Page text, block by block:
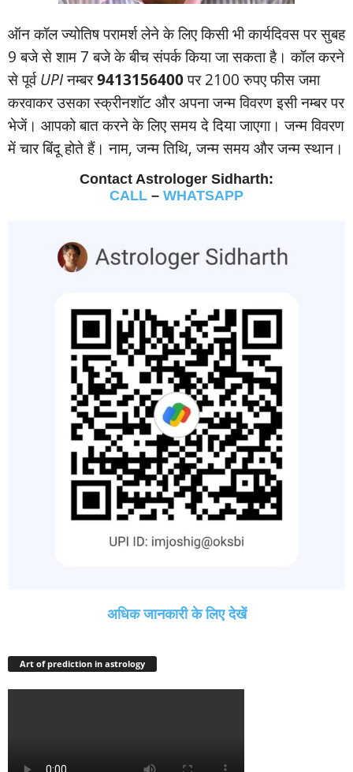
ऑन कॉल ज्‍योतिष परामर्श लेने के लिए किसी भी कार्यदिवस पर सुबह
9 बजे से शाम 7 बजे के बीच संपर्क किया जा सकता है। कॉल करने
से पूर्वUPIनम्‍बर9413156400पर 2100 रुपए फीस जमा
करवाकर उसका स्‍क्रीनशॉट और अपना जन्‍म विवरण इसी नम्‍बर पर
भेजें। आपको बात करने के लिए समय दे दिया जाएगा। जन्‍म विवरण
में चार बिंदू होते हैं। नाम, जन्‍म तिथि, जन्‍म समय और जन्‍म स्‍थान।
Contact Astrologer Sidharth:
CALL – WHATSAPP
अधिक जानकारी के लिए देखें
Art of prediction in astrology